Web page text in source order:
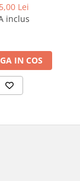
Lei
inclus
IN COS